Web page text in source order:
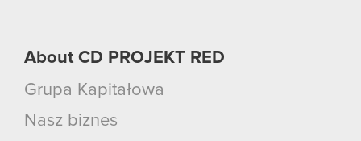
About CD PROJEKT RED
Grupa Kapitałowa
Nasz biznes